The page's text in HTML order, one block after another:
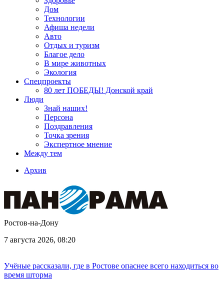
Дом
Технологии
Афиша недели
Авто
Отдых и туризм
Благое дело
В мире животных
Экология
Спецпроекты
80 лет ПОБЕДЫ! Донской край
Люди
Знай наших!
Персона
Поздравления
Точка зрения
Экспертное мнение
Между тем
Архив
Ростов-на-Дону
7 августа 2026, 08:20
Учёные рассказали, где в Ростове опаснее всего находиться во
время шторма